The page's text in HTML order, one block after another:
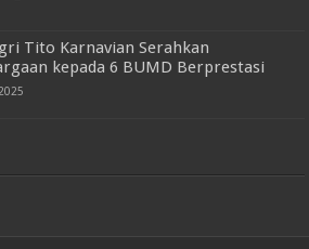
Tito Karnavian Serahkan
kepada 6 BUMD Berprestasi